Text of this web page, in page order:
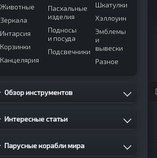
Животные
Зеркала
Интарсия
Корзинки
Канцелярия
Пасхальные
изделия
Подносы
и посуда
Подсвечники
Шкатулки
Хэллоуин
Эмблемы
и
вывески
Разное
Обзор инструментов
Интересные статьи
Парусные корабли мира